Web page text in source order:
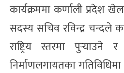
कार्यक्रममा कर्णाली प्रदेश
सदस्य सचिव रविन्द्र चन्दले
राष्ट्रिय स्तरमा‌ पुर्‍याउने
निर्माणलगायतका